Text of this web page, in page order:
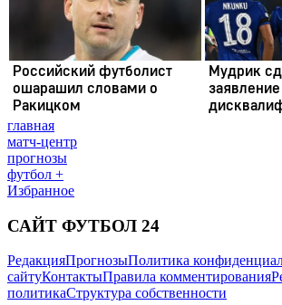
главная
матч-центр
прогнозы
футбол +
Избранное
САЙТ ФУТБОЛ 24
РедакцияПрогнозыПолитика
сайтуКонтактыПравила комментирования
политикаСтруктура собственности